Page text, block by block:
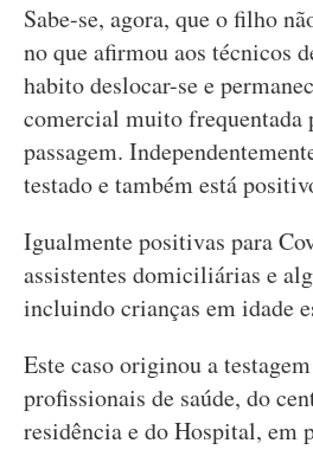
Sabe-se, agora, que o filho
no que afirmou aos técnicos
habito deslocar-se e
comercial muito frequentada
passagem.
testado e também está
Igualmente positivas para
assistentes domiciliárias e
incluindo crianças em idade
Este caso originou a
profissionais de saúde, do
residência e do Hospital, em